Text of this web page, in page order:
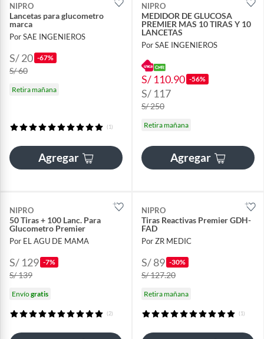
NIPRO
Lancetas para glucometro
marca
Por SAE INGENIEROS
S/ 20 -67%
S/ 60
Retira mañana
(1)
Agregar
NIPRO
MEDIDOR DE GLUCOSA
PREMIER MAS 10 TIRAS Y 10
LANCETAS
Por SAE INGENIEROS
S/ 110.90 -56%
S/ 117
S/ 250
Retira mañana
Agregar
NIPRO
50 Tiras + 100 Lanc. Para
Glucometro Premier
Por EL AGU DE MAMA
S/ 129 -7%
S/ 139
Envíogratis
(2)
NIPRO
Tiras Reactivas Premier GDH-
FAD
Por ZR MEDIC
S/ 89 -30%
S/ 127.20
Retira mañana
(1)